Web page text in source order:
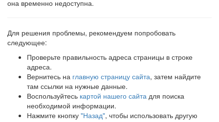
она временно недоступна.
Для решения проблемы, рекомендуем попробовать
следующее:
Проверьте правильность адреса страницы в строке
адреса.
Вернитесь на главную страницу сайта, затем найдите
там ссылки на нужные данные.
Воспользуйтесь картой нашего сайта для поиска
необходимой информации.
Нажмите кнопку "Назад", чтобы использовать другую